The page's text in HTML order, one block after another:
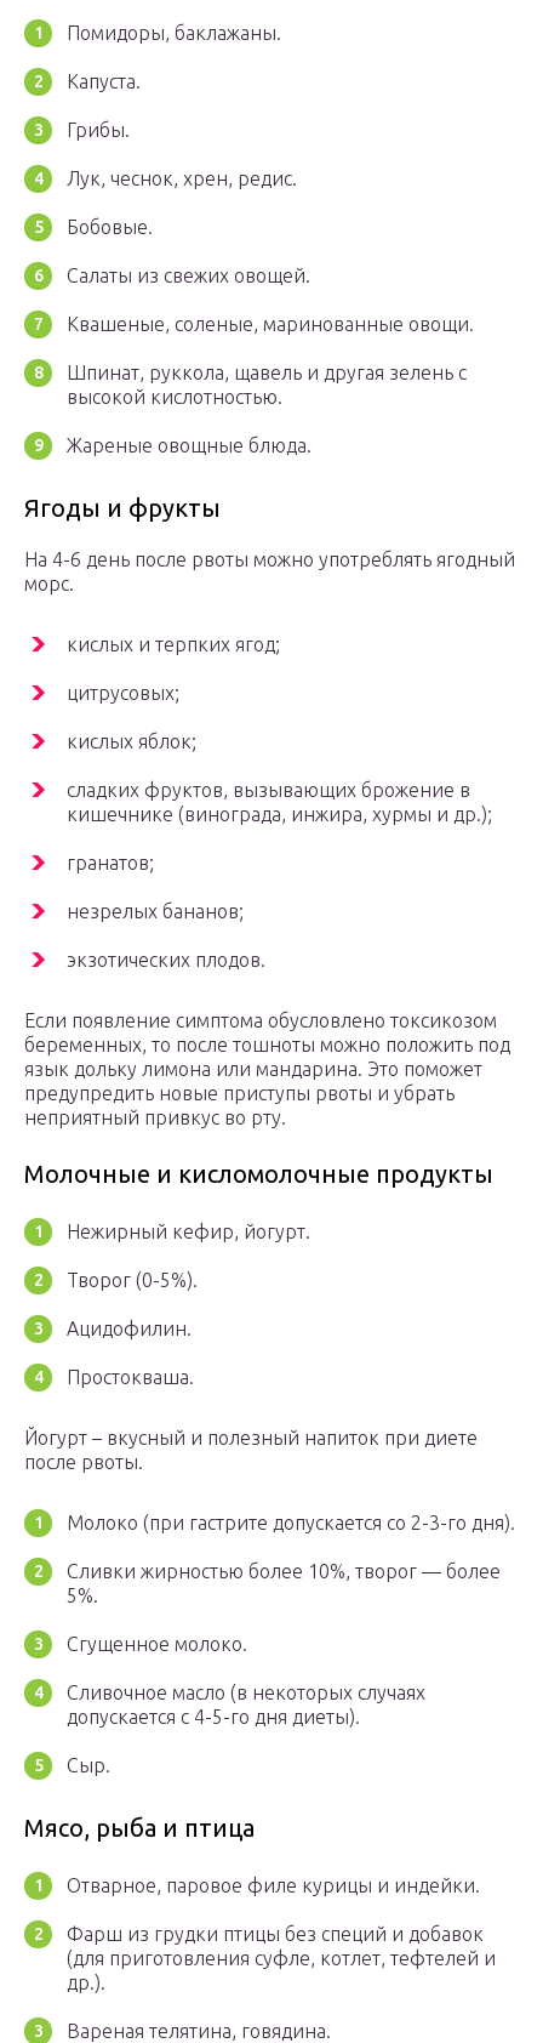
Помидоры, баклажаны.
Капуста.
Грибы.
Лук, чеснок, хрен, редис.
Бобовые.
Салаты из свежих овощей.
Квашеные, соленые, маринованные овощи.
Шпинат, руккола, щавель и другая зелень с
высокой кислотностью.
Жареные овощные блюда.
Ягоды и фрукты
На 4-6 день после рвоты можно употреблять ягодный
морс.
кислых и терпких ягод;
цитрусовых;
кислых яблок;
сладких фруктов, вызывающих брожение в
кишечнике (винограда, инжира, хурмы и др.);
гранатов;
незрелых бананов;
экзотических плодов.
Если появление симптома обусловлено токсикозом
беременных, то после тошноты можно положить под
язык дольку лимона или мандарина. Это поможет
предупредить новые приступы рвоты и убрать
неприятный привкус во рту.
Молочные и кисломолочные продукты
Нежирный кефир, йогурт.
Творог (0-5%).
Ацидофилин.
Простокваша.
Йогурт – вкусный и полезный напиток при диете
после рвоты.
Молоко (при гастрите допускается со 2-3-го дня).
Сливки жирностью более 10%, творог — более
5%.
Сгущенное молоко.
Сливочное масло (в некоторых случаях
допускается с 4-5-го дня диеты).
Сыр.
Мясо, рыба и птица
Отварное, паровое филе курицы и индейки.
Фарш из грудки птицы без специй и добавок
(для приготовления суфле, котлет, тефтелей и
др.).
Вареная телятина, говядина.